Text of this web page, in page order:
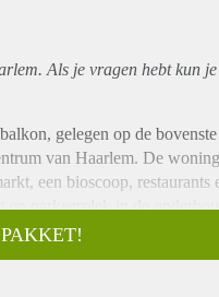
Als je vragen hebt kun
gelegen op de
van Haarlem. De
een bioscoop, restaurants
parkeerplek in de